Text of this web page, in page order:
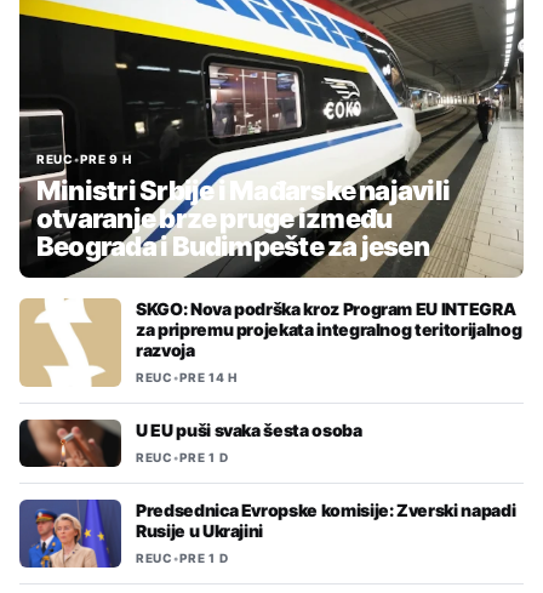
REUC•PRE 9 H
Ministri Srbije i Mađarske najavili
otvaranje brze pruge između
Beograda i Budimpešte za jesen
SKGO: Nova podrška kroz Program EU INTEGRA
za pripremu projekata integralnog teritorijalnog
razvoja
REUC•PRE 14 H
U EU puši svaka šesta osoba
REUC•PRE 1 D
Predsednica Evropske komisije: Zverski napadi
Rusije u Ukrajini
REUC•PRE 1 D